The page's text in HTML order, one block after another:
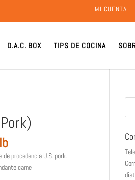
MI CUENTA
D.A.C. BOX TIPS DE COCINA
procedencia U.S. pork.
carne